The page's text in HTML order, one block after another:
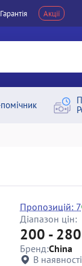
Гарантія Акції
Пропозицій: 7
Діапазон цін:
200 -
Бренд:China
В